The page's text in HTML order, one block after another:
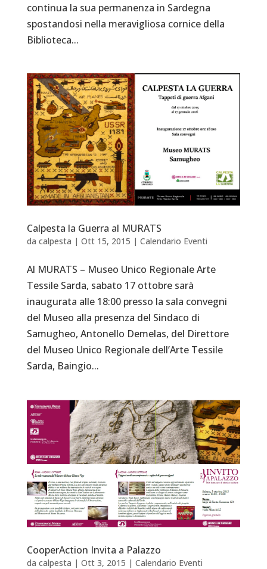
continua la sua permanenza in Sardegna
spostandosi nella meravigliosa cornice della
Biblioteca...
Calpesta la Guerra al MURATS
da calpesta | Ott 15, 2015 | Calendario Eventi
Al MURATS – Museo Unico Regionale Arte
Tessile Sarda, sabato 17 ottobre sarà
inaugurata alle 18:00 presso la sala convegni
del Museo alla presenza del Sindaco di
Samugheo, Antonello Demelas, del Direttore
del Museo Unico Regionale dell’Arte Tessile
Sarda, Baingio...
CooperAction Invita a Palazzo
da calpesta | Ott 3, 2015 | Calendario Eventi